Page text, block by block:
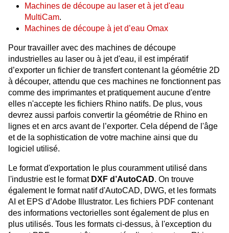
Machines de découpe au laser et à jet d'eau
MultiCam.
Machines de découpe à jet d’eau Omax
Pour travailler avec des machines de découpe
industrielles au laser ou à jet d'eau, il est impératif
d’exporter un fichier de transfert contenant la géométrie 2D
à découper, attendu que ces machines ne fonctionnent pas
comme des imprimantes et pratiquement aucune d'entre
elles n'accepte les fichiers Rhino natifs. De plus, vous
devrez aussi parfois convertir la géométrie de Rhino en
lignes et en arcs avant de l’exporter. Cela dépend de l'âge
et de la sophistication de votre machine ainsi que du
logiciel utilisé.
Le format d'exportation le plus couramment utilisé dans
l'industrie est le format DXF d’AutoCAD. On trouve
également le format natif d'AutoCAD, DWG, et les formats
AI et EPS d’Adobe Illustrator. Les fichiers PDF contenant
des informations vectorielles sont également de plus en
plus utilisés. Tous les formats ci-dessus, à l'exception du